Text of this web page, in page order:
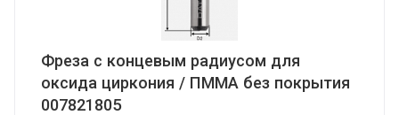
Фреза с концевым радиусом для
оксида циркония / ПММА без покрытия
007821805